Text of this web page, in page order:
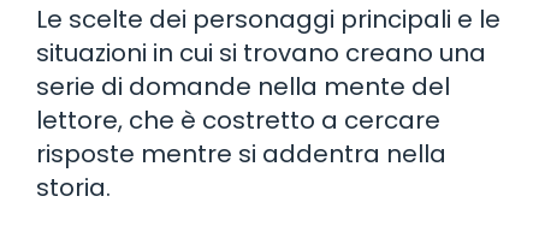
Le scelte dei personaggi principali e le
situazioni in cui si trovano creano una
serie di domande nella mente del
lettore, che è costretto a cercare
risposte mentre si addentra nella
storia.